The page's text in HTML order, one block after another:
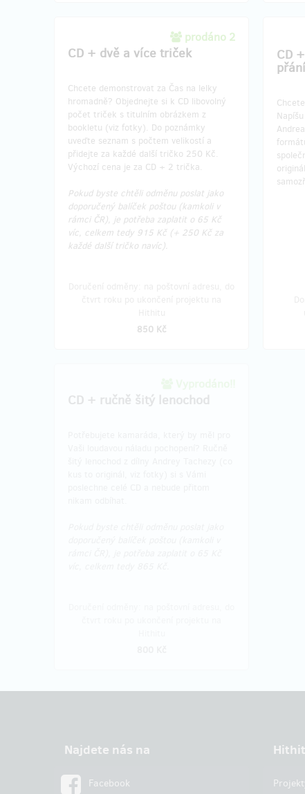
prodáno 2
CD + dvě a více triček
Chcete demonstrovat za Čas na lelky
hromadně? Objednejte si k CD libovolný
počet triček s titulním obrázkem z
bookletu (viz fotky). Do poznámky
uveďte seznam s počtem velikostí a
přidejte za každé další tričko 250 Kč.
Výchozí cena je za CD + 2 trička.
Pokud byste chtěli odměnu poslat jako
doporučený balíček poštou (kamkoli v
rámci ČR), je potřeba zaplatit o 65 Kč
víc, celkem tedy 915 Kč (+ 250 Kč za
každé další tričko navíc).
850 Kč
CD
přání
CD + ručně šitý lenochod
Najdete nás na
Facebook
Hithit